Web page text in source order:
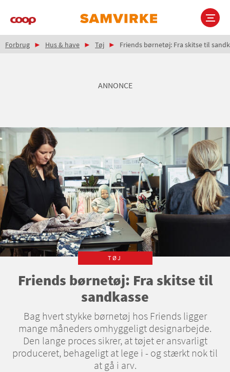
Main
Brødkrumme
Forbrug Hus & have Tøj Friends børnetøj: Fra skitse til
ANNONCE
TØJ
Friends børnetøj: Fra skitse til
sandkasse
Bag hvert stykke børnetøj hos Friends ligger
mange måneders omhyggeligt designarbejde.
Den lange proces sikrer, at tøjet er ansvarligt
produceret, behageligt at lege i - og stærkt nok til
at gå i arv.